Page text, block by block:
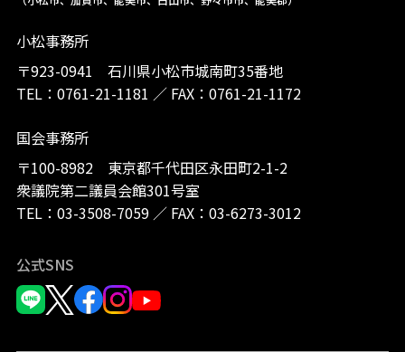
小松事務所
〒923-0941 石川県小松市城南町35番地
TEL： 0761-21-1181 ／ FAX：0761-21-1172
国会事務所
〒100-8982 東京都千代田区永田町2-1-2
衆議院第二議員会館301号室
TEL： 03-3508-7059／ FAX：03-6273-3012
公式SNS